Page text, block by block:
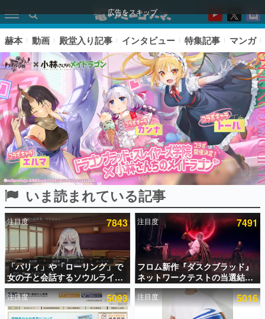
広告をスキップ
ピックアップ
電ファミのいま読まれている記事ランキング
アプリセール情報
インタビュー
連載・特集一覧
赫本 動画 殿堂入り記事 インタビュー 特集記事 マンガ
いま読まれている記事
注目度 7843
「パリィ」や「ローリング」で
女の子と会話するソウルライク
恋愛ゲーム『小早川さんはソウ
ルライク』無料公開。返事に失
敗すると「YOU DIED」
注目度 7491
フロム新作『ダスクブラッド』
ネットワークテストの当選結果
が8月7日22時に発表。応募サイ
トのマイページから確認可能、
テスト実施は8月21日～24日
注目度 5093 注目度 5016